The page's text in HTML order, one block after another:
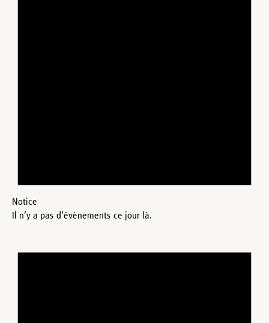
Notice
Il n’y a pas d’évènements ce jour là.